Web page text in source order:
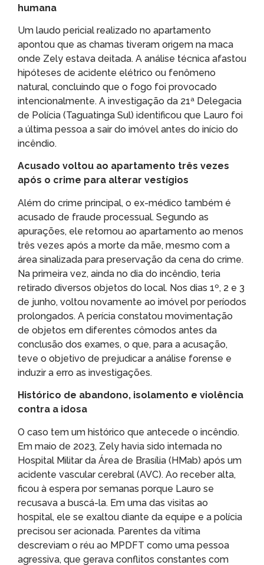
humana
Um laudo pericial realizado no apartamento
apontou que as chamas tiveram origem na maca
onde Zely estava deitada. A análise técnica afastou
hipóteses de acidente elétrico ou fenômeno
natural, concluindo que o fogo foi provocado
intencionalmente. A investigação da 21ª Delegacia
de Polícia (Taguatinga Sul) identificou que Lauro foi
a última pessoa a sair do imóvel antes do início do
incêndio.
Acusado voltou ao apartamento três vezes
após o crime para alterar vestígios
Além do crime principal, o ex-médico também é
acusado de fraude processual. Segundo as
apurações, ele retornou ao apartamento ao menos
três vezes após a morte da mãe, mesmo com a
área sinalizada para preservação da cena do crime.
Na primeira vez, ainda no dia do incêndio, teria
retirado diversos objetos do local. Nos dias 1º, 2 e 3
de junho, voltou novamente ao imóvel por períodos
prolongados. A perícia constatou movimentação
de objetos em diferentes cômodos antes da
conclusão dos exames, o que, para a acusação,
teve o objetivo de prejudicar a análise forense e
induzir a erro as investigações.
Histórico de abandono, isolamento e violência
contra a idosa
O caso tem um histórico que antecede o incêndio.
Em maio de 2023, Zely havia sido internada no
Hospital Militar da Área de Brasília (HMab) após um
acidente vascular cerebral (AVC). Ao receber alta,
ficou à espera por semanas porque Lauro se
recusava a buscá-la. Em uma das visitas ao
hospital, ele se exaltou diante da equipe e a polícia
precisou ser acionada. Parentes da vítima
descreviam o réu ao MPDFT como uma pessoa
agressiva, que gerava conflitos constantes com